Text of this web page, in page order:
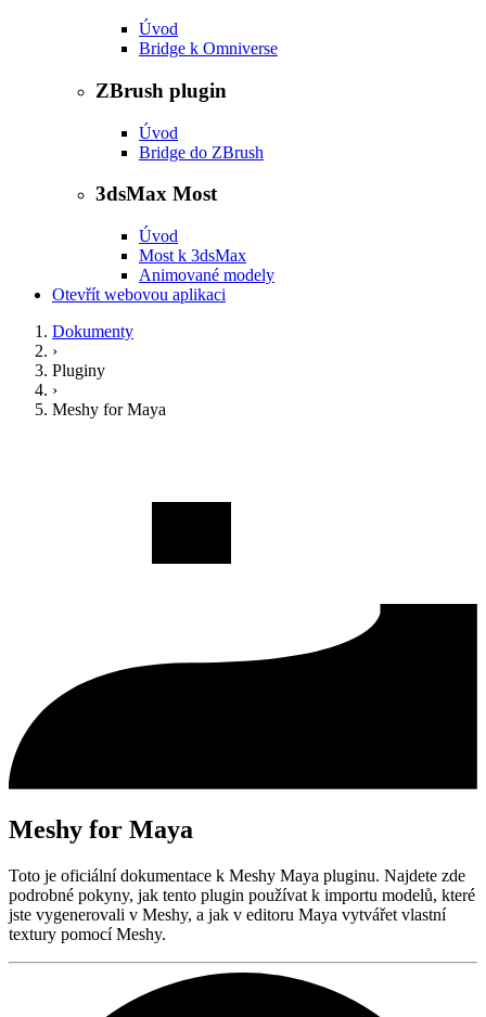
Úvod
Bridge k Omniverse
ZBrush plugin
Úvod
Bridge do ZBrush
3dsMax Most
Úvod
Most k 3dsMax
Animované modely
Otevřít webovou aplikaci
Dokumenty
›
Pluginy
›
Meshy for Maya
Meshy for Maya
Toto je oficiální dokumentace k Meshy Maya pluginu. Najdete zde
podrobné pokyny, jak tento plugin používat k importu modelů, které
jste vygenerovali v Meshy, a jak v editoru Maya vytvářet vlastní
textury pomocí Meshy.